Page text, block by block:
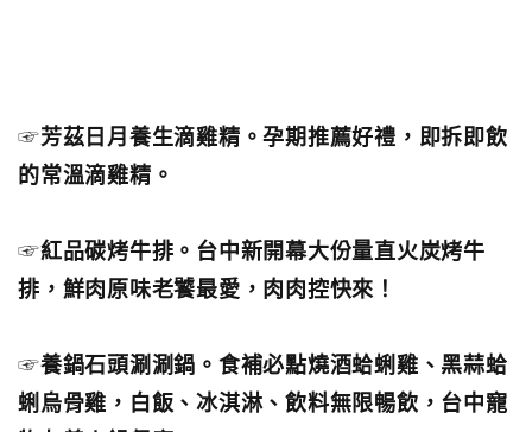
☞芳茲日月養生滴雞精。孕期推薦好禮，即拆即飲
的常溫滴雞精。
☞紅品碳烤牛排。台中新開幕大份量直火炭烤牛
排，鮮肉原味老饕最愛，肉肉控快來！
☞養鍋石頭涮涮鍋。食補必點燒酒蛤蜊雞、黑蒜蛤
蜊烏骨雞，白飯、冰淇淋、飲料無限暢飲，台中寵